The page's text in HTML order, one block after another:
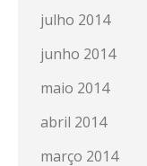
julho 2014
junho 2014
maio 2014
abril 2014
março 2014